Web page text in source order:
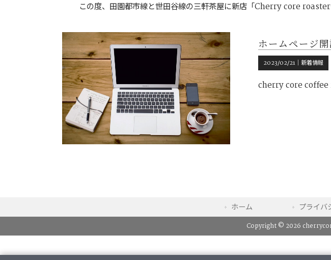
この度、田園都市線と世田谷線の三軒茶屋に新店「Cherry core
ホームページ開
2023/02/21｜ 新着情報
cherry core coffee
ホーム プライバ
Copyright © 2026